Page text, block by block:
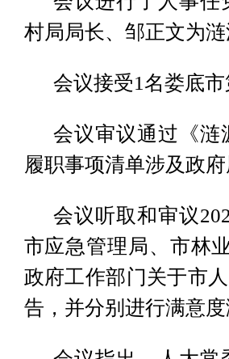
村局局长、邹正文为
会议接受1名娄底
会议审议通过《涟
履职事项清单涉及政
会议听取和审议
市应急管理局、市林
政府工作部门关于市
告，并分别进行满意